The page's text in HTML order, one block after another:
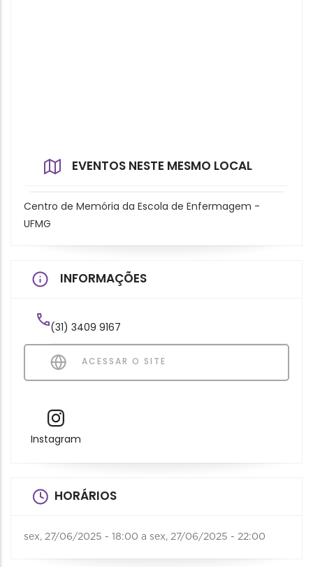
EVENTOS NESTE MESMO LOCAL
Centro de Memória da Escola de Enfermagem -
UFMG
INFORMAÇÕES
(31) 3409 9167
ACESSAR O SITE
Instagram
HORÁRIOS
sex, 27/06/2025 - 18:00 a sex, 27/06/2025 - 22:00